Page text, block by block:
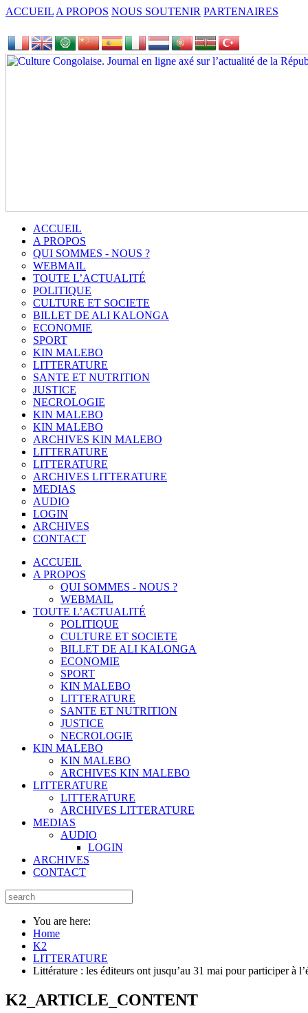
ACCUEIL A PROPOS NOUS SOUTENIR PARTENAIRES
ACCUEIL
A PROPOS
QUI SOMMES - NOUS ?
WEBMAIL
TOUTE L’ACTUALITÉ
POLITIQUE
CULTURE ET SOCIETE
BILLET DE ALI KALONGA
ECONOMIE
SPORT
KIN MALEBO
LITTERATURE
SANTE ET NUTRITION
JUSTICE
NECROLOGIE
KIN MALEBO
KIN MALEBO
ARCHIVES KIN MALEBO
LITTERATURE
LITTERATURE
ARCHIVES LITTERATURE
MEDIAS
AUDIO
LOGIN
ARCHIVES
CONTACT
ACCUEIL
A PROPOS
QUI SOMMES - NOUS ?
WEBMAIL
TOUTE L’ACTUALITÉ
POLITIQUE
CULTURE ET SOCIETE
BILLET DE ALI KALONGA
ECONOMIE
SPORT
KIN MALEBO
LITTERATURE
SANTE ET NUTRITION
JUSTICE
NECROLOGIE
KIN MALEBO
KIN MALEBO
ARCHIVES KIN MALEBO
LITTERATURE
LITTERATURE
ARCHIVES LITTERATURE
MEDIAS
AUDIO
LOGIN
ARCHIVES
CONTACT
You are here:
Home
K2
LITTERATURE
Littérature : les éditeurs ont jusqu’au 31 mai pour participer à
K2_ARTICLE_CONTENT